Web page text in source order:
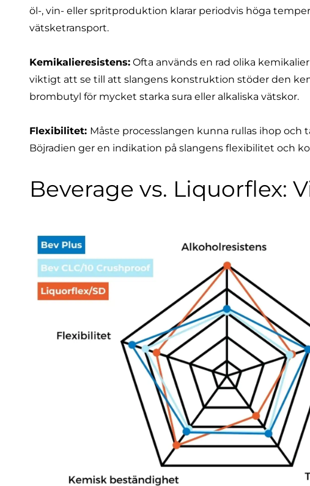
öl-, vin- eller spritproduktion klarar periodvis höga
vätsketransport.
Kemikalieresistens: Ofta används en rad olika
viktigt att se till att slangens konstruktion stöder den
brombutyl för mycket starka sura eller alkaliska vätskor.
Flexibilitet: Måste processlangen kunna rullas ihop
Böjradien ger en indikation på slangens flexibilitet och
Beverage vs. Liquorflex: